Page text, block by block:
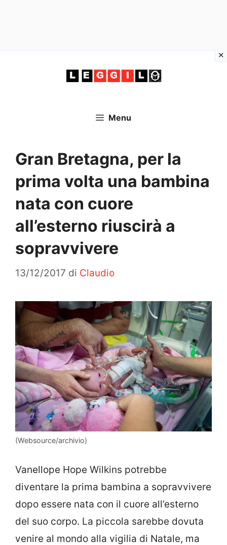
Menu
Gran Bretagna, per la
prima volta una bambina
nata con cuore
all’esterno riuscirà a
sopravvivere
13/12/2017 di Claudio
(Websource/archivio)
Vanellope Hope Wilkins potrebbe
diventare la prima bambina a sopravvivere
dopo essere nata con il cuore all’esterno
del suo corpo. La piccola sarebbe dovuta
venire al mondo alla vigilia di Natale, ma